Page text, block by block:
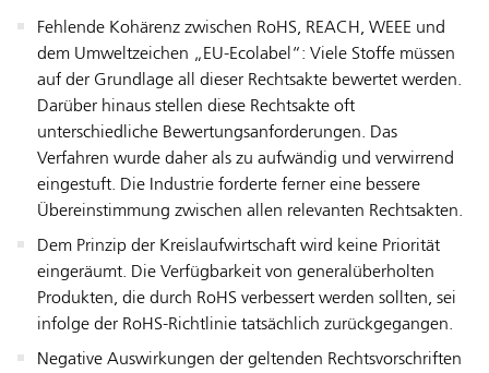
Fehlende Kohärenz zwischen RoHS, REACH, WEEE und
dem Umweltzeichen „EU-Ecolabel“: Viele Stoffe müssen
auf der Grundlage all dieser Rechtsakte bewertet werden.
Darüber hinaus stellen diese Rechtsakte oft
unterschiedliche Bewertungsanforderungen. Das
Verfahren wurde daher als zu aufwändig und verwirrend
eingestuft. Die Industrie forderte ferner eine bessere
Übereinstimmung zwischen allen relevanten Rechtsakten.
Dem Prinzip der Kreislaufwirtschaft wird keine Priorität
eingeräumt. Die Verfügbarkeit von generalüberholten
Produkten, die durch RoHS verbessert werden sollten, sei
infolge der RoHS-Richtlinie tatsächlich zurückgegangen.
Negative Auswirkungen der geltenden Rechtsvorschriften